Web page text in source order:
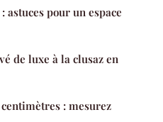
pour un espace
de luxe à la clusaz en
: mesurez